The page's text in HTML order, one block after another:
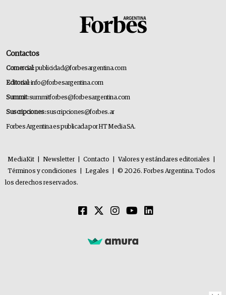
Contactos
Comercial:publicidad@forbesargentina.com
Editorial:info@forbesargentina.com
Summit:summitforbes@forbesargentina.com
Suscripciones:suscripciones@forbes.ar
Forbes Argentina es publicada por HT Media SA.
MediaKit Newsletter Contacto Valores y estándares editoriales
Términos y condiciones
Legales
© 2026. Forbes Argentina. Todos
los derechos reservados.